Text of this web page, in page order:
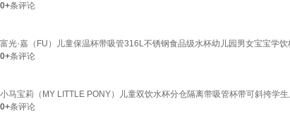
0+条评论
富光·嘉（FU）儿童保温杯带吸管316L不锈钢食品级水杯幼儿园男女宝宝学
0+条评论
小马宝莉（MY LITTLE PONY）儿童双饮水杯分仓隔离带吸管杯带可斜挎学
0+条评论